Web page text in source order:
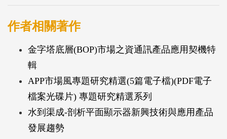
間」、「行動影視收看現況」、「數位影視付費行
為」與「數位影音廣告觀看」行為進行分析。最後則
行為」，作為內容業者與廣告投放業者未來進行產品
規劃與行銷之參考。
「新媒體應用」調查期間為2014年9月，共回收有效
樣本數2,093份，在95%信心水準下，抽樣誤差為
±2.1%。
作者相關著作
金字塔底層(BOP)市場之資通訊產品應用契機特
輯
APP市場風專題研究精選(5篇電子檔)(PDF電子
檔案光碟片) 專題研究精選系列
水到渠成-剖析平面顯示器新興技術與應用產品
發展趨勢